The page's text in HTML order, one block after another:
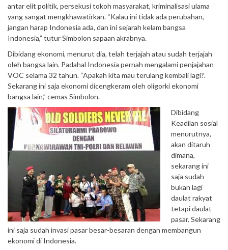
antar elit politik, persekusi tokoh masyarakat, kriminalisasi ulama
yang sangat mengkhawatirkan. “Kalau ini tidak ada perubahan,
jangan harap Indonesia ada, dan ini sejarah kelam bangsa
Indonesia,” tutur Simbolon sapaan akrabnya.
Dibidang ekonomi, menurut dia, telah terjajah atau sudah terjajah
oleh bangsa lain. Padahal Indonesia pernah mengalami penjajahan
VOC selama 32 tahun. “Apakah kita mau terulang kembali lagi?.
Sekarang ini saja ekonomi dicengkeram oleh oligorki ekonomi
bangsa lain,” cemas Simbolon.
Dibidang
Keadilan sosial
menurutnya,
akan ditaruh
dimana,
sekarang ini
saja sudah
bukan lagi
daulat rakyat
tetapi daulat
pasar. Sekarang
ini saja sudah invasi pasar besar-besaran dengan membangun
ekonomi di Indonesia.